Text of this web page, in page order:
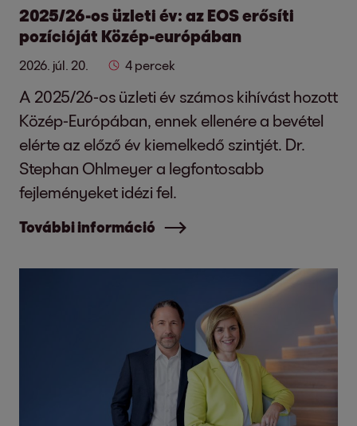
2025/26-os üzleti év: az EOS erősíti
pozícióját Közép-európában
2026. júl. 20. 4 percek
A 2025/26-os üzleti év számos kihívást hozott
Közép-Európában, ennek ellenére a bevétel
elérte az előző év kiemelkedő szintjét. Dr.
Stephan Ohlmeyer a legfontosabb
fejleményeket idézi fel.
További információ